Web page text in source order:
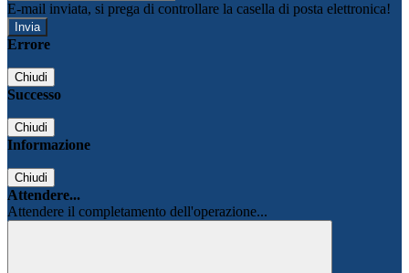
E-mail inviata, si prega di controllare la casella di posta elettronica!
Errore
Chiudi
Successo
Chiudi
Informazione
Chiudi
Attendere...
Attendere il completamento dell'operazione...